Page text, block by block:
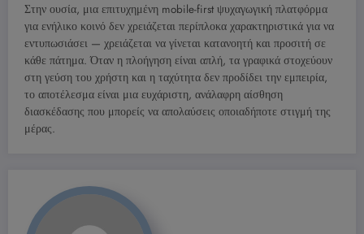
Στην ουσία, μια επιτυχημένη mobile-first ψυχαγωγική πλατφόρμα
για ενήλικο κοινό δεν χρειάζεται περίπλοκα χαρακτηριστικά για να
εντυπωσιάσει — χρειάζεται να γίνεται κατανοητή και προσιτή σε
κάθε πάτημα. Όταν η πλοήγηση είναι απλή, τα γραφικά στοχεύουν
στη γεύση του χρήστη και η ταχύτητα δεν προδίδει την εμπειρία,
το αποτέλεσμα είναι μια ευχάριστη, ανάλαφρη αίσθηση
διασκέδασης που μπορείς να απολαύσεις οποιαδήποτε στιγμή της
μέρας.